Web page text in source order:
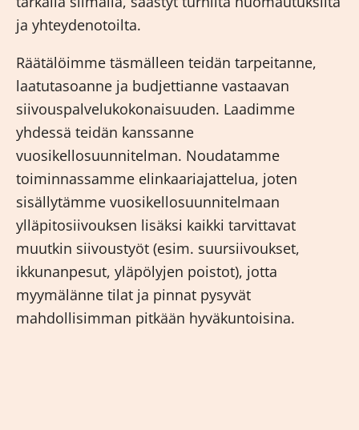
ja yhteydenotoilta.
Räätälöimme täsmälleen teidän tarpeitanne,
laatutasoanne ja budjettianne vastaavan
siivouspalvelukokonaisuuden. Laadimme
yhdessä teidän kanssanne
vuosikellosuunnitelman. Noudatamme
toiminnassamme elinkaariajattelua, joten
sisällytämme vuosikellosuunnitelmaan
ylläpitosiivouksen lisäksi kaikki tarvittavat
muutkin siivoustyöt (esim. suursiivoukset,
ikkunanpesut, yläpölyjen poistot), jotta
myymälänne tilat ja pinnat pysyvät
mahdollisimman pitkään hyväkuntoisina.